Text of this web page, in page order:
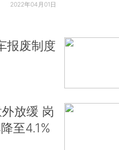
2022年04月01日
报废制度
放缓 岗
至4.1%